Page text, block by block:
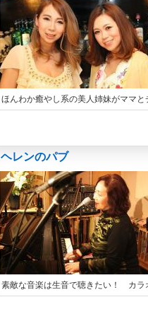
ほんわか癒やし系の美人姉妹がママ
ヘレンのパブ
素敵な音楽は生音で聴きたい！ カラ